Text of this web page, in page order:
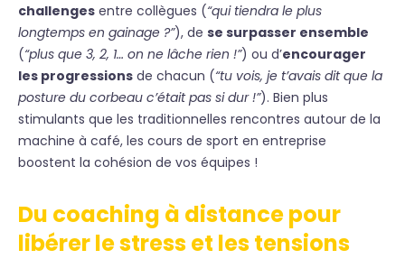
challenges entre collègues (“qui tiendra le plus
longtemps en gainage ?”), de se surpasser ensemble
(“plus que 3, 2, 1… on ne lâche rien !”) ou d’encourager
les progressions de chacun (“tu vois, je t’avais dit que la
posture du corbeau c’était pas si dur !”). Bien plus
stimulants que les traditionnelles rencontres autour de la
machine à café, les cours de sport en entreprise
boostent la cohésion de vos équipes !
Du coaching à distance pour
libérer le stress et les tensions